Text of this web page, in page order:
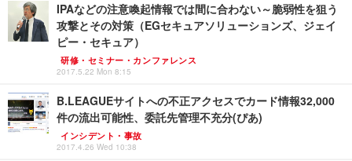
IPAなどの注意喚起情報では間に合わない～脆弱性を狙う
攻撃とその対策（EGセキュアソリューションズ、ジェイ
ピー・セキュア）
研修・セミナー・カンファレンス
2017.5.22 Mon 8:15
B.LEAGUEサイトへの不正アクセスでカード情報32,000
件の流出可能性、委託先管理不充分(ぴあ)
インシデント・事故
2017.4.26 Wed 10:38